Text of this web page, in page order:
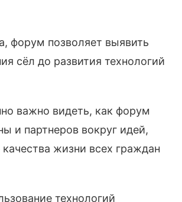
форум позволяет выявить
сёл до развития технологий
важно видеть, как форум
и партнеров вокруг идей,
жизни всех граждан
технологий